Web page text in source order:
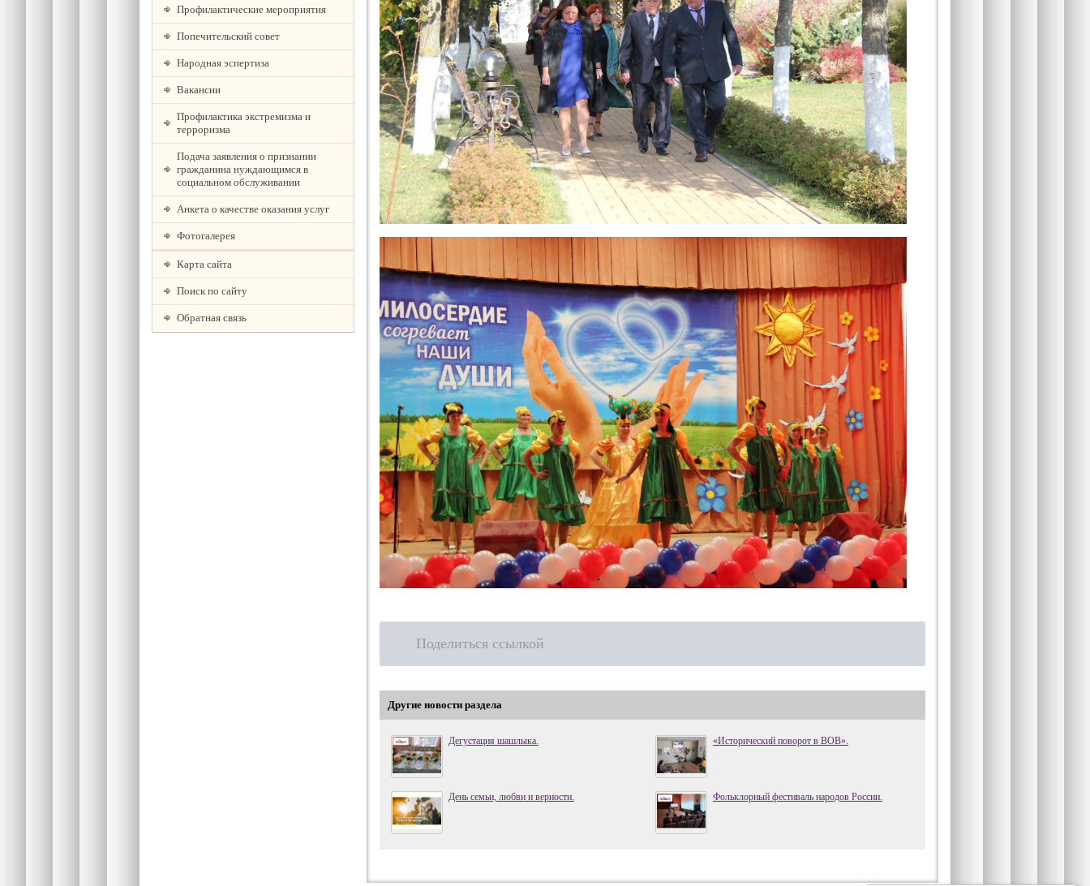
Профилактические мероприятия
Попечительский совет
Народная эспертиза
Вакансии
Профилактика экстремизма и
терроризма
Подача заявления о признании
гражданина нуждающимся в
социальном обслуживании
Анкета о качестве оказания услуг
Фотогалерея
Карта сайта
Поиск по сайту
Обратная связь
Поделиться ссылкой
Другие новости раздела
Дегустация шашлыка. «Исторический поворот в ВОВ».
День семьи, любви и верности. Фольклорный фестиваль народов России.